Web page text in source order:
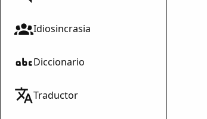
Idiosincrasia
Diccionario
Traductor